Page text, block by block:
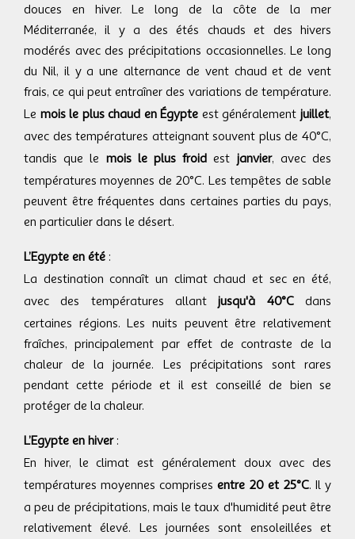
douces en hiver. Le long de la côte de la mer
Méditerranée, il y a des étés chauds et des hivers
modérés avec des précipitations occasionnelles. Le long
du Nil, il y a une alternance de vent chaud et de vent
frais, ce qui peut entraîner des variations de température.
Le mois le plus chaud en Égypte est généralementjuillet,
avec des températures atteignant souvent plus de 40°C,
tandis que le mois le plus froid est janvier, avec des
températures moyennes de 20°C. Les tempêtes de sable
peuvent être fréquentes dans certaines parties du pays,
en particulier dans le désert.
L’Egypte en été :
La destination connaît un climat chaud et sec en été,
avec des températures allantjusqu'à 40°Cdans
certaines régions. Les nuits peuvent être relativement
fraîches, principalement par effet de contraste de la
chaleur de la journée. Les précipitations sont rares
pendant cette période et il est conseillé de bien se
protéger de la chaleur.
L’Egypte en hiver:
En hiver, le climat est généralement doux avec des
températures moyennes comprises entre 20 et 25°C. Il y
a peu de précipitations, mais le taux d'humidité peut être
relativement élevé. Les journées sont ensoleillées et